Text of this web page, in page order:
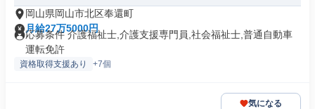
岡山県岡山市北区奉還町
月給27万5000円
応募条件 介護福祉士,介護支援専門員,社会福祉士,普通自動車
運転免許
資格取得支援あり +7個
気になる